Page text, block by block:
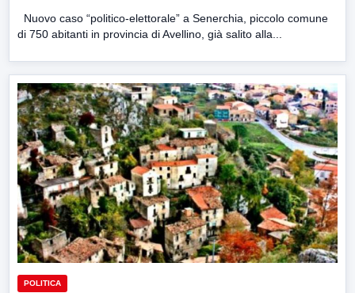
Nuovo caso “politico-elettorale” a Senerchia, piccolo comune
di 750 abitanti in provincia di Avellino, già salito alla...
POLITICA